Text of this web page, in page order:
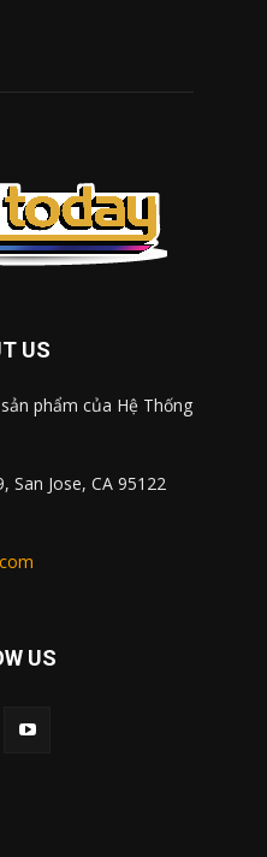
US
phẩm của Hệ Thống
San Jose, CA 95122
US